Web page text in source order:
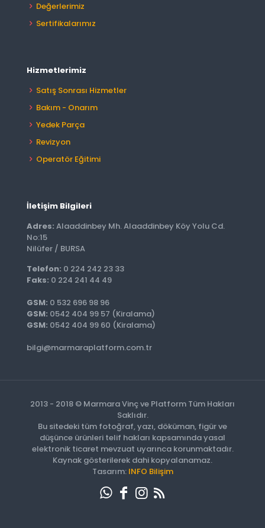
Değerlerimiz
Sertifikalarımız
Hizmetlerimiz
Satış Sonrası Hizmetler
Bakım - Onarım
Yedek Parça
Revizyon
Operatör Eğitimi
İletişim Bilgileri
Adres: Alaaddinbey Mh. Alaaddinbey Köy Yolu Cd.
No:15
Nilüfer / BURSA
Telefon: 0 224 242 23 33
Faks: 0 224 241 44 49
GSM: 0 532 696 98 96
GSM: 0542 404 99 57 (Kiralama)
GSM: 0542 404 99 60 (Kiralama)
bilgi@marmaraplatform.com.tr
2013 - 2018 © Marmara Vinç ve Platform Tüm Hakları
Saklıdır.
Bu sitedeki tüm fotoğraf, yazı, döküman, figür ve
düşünce ürünleri telif hakları kapsamında yasal
elektronik ticaret mevzuat uyarınca korunmaktadır.
Kaynak gösterilerek dahi kopyalanamaz.
Tasarım: INFO Bilişim